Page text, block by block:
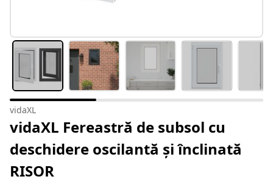
vidaXL
vidaXL Fereastră de subsol cu
deschidere oscilantă și înclinată
RISOR